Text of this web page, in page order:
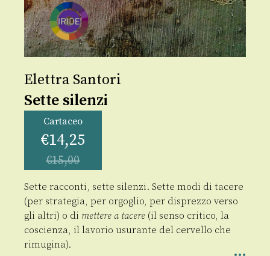
Elettra Santori
Sette silenzi
Cartaceo
€14,25
€15,00
Sette racconti, sette silenzi. Sette modi di tacere
(per strategia, per orgoglio, per disprezzo verso
gli altri) o di mettere a tacere (il senso critico, la
coscienza, il lavorio usurante del cervello che
rimugina).